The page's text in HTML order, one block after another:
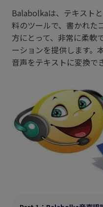
Balabolkaは、テキスト
料のツールで、書かれた
方にとって、非常に柔軟
ーションを提供します。
音声をテキストに変換で